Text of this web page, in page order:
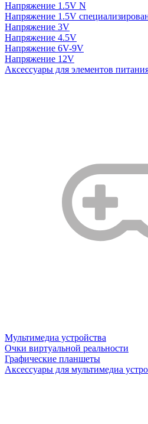
Напряжение 1.5V N
Напряжение 1.5V
Напряжение 3V
Напряжение 4.5V
Напряжение 6V-9V
Напряжение 12V
Аксессуары для элементов
Мультимедиа устройства
Очки виртуальной реальности
Графические планшеты
Аксессуары для мультимедиа